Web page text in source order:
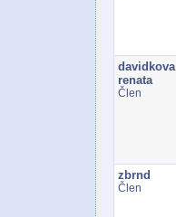
davidkova
renata
Člen
zbrnd
Člen